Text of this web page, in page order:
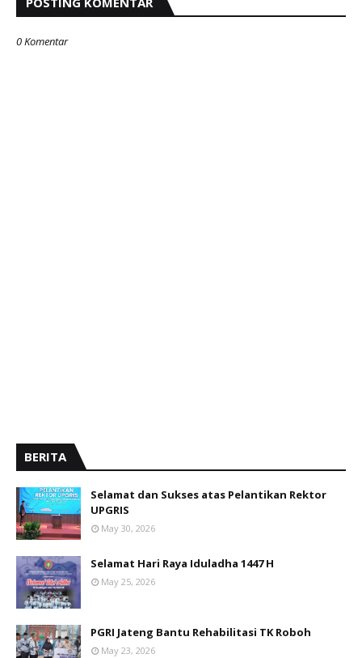
0 Komentar
BERITA
Selamat dan Sukses atas Pelantikan Rektor
UPGRIS
May 30, 2026
Selamat Hari Raya Iduladha 1447 H
May 25, 2026
PGRI Jateng Bantu Rehabilitasi TK Roboh
May 23, 2026